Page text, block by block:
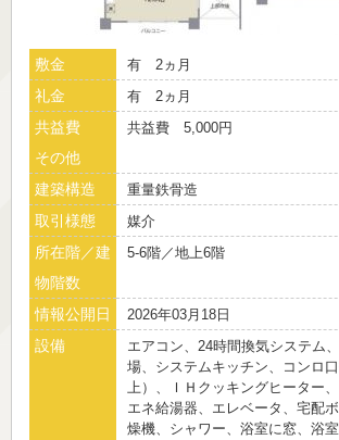
敷金 有 2ヵ月
礼金 有 2ヵ月
共益費
その他
共益費 5,000円
建築構造 重量鉄骨造
取引様態 媒介
所在階／建
物階数
5-6階／地上6階
情報公開日 2026年03月18日
設備
エアコン、24時間換気システム
場、システムキッチン、コンロ
上）、ＩＨクッキングヒーター
エネ給湯器、エレベータ、宅配
燥機、シャワー、浴室に窓、浴